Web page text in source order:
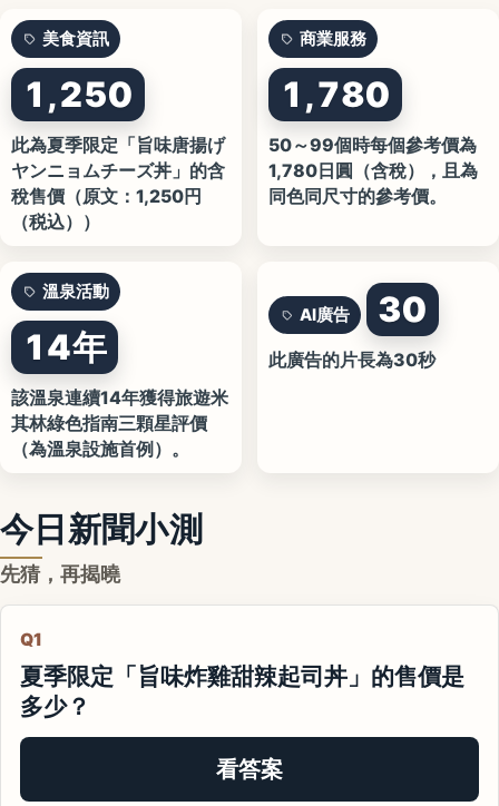
美食資訊
1,250
此為夏季限定「旨味唐揚げ
ヤンニョムチーズ丼」的含
稅售價（原文：1,250円
（税込））
商業服務
1,780
50～99個時每個參考價為
1,780日圓（含稅），且為
同色同尺寸的參考價。
溫泉活動
14年
該溫泉連續14年獲得旅遊米
其林綠色指南三顆星評價
（為溫泉設施首例）。
AI廣告 30
此廣告的片長為30秒
今日新聞小測
先猜，再揭曉
Q1
夏季限定「旨味炸雞甜辣起司丼」的售價是
多少？
看答案